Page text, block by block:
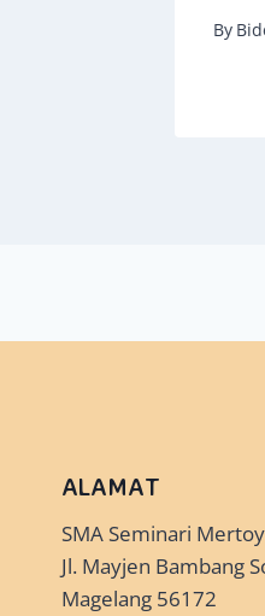
By
ALAMAT
SMA Seminari
Jl. Mayjen Bambang
Magelang 56172